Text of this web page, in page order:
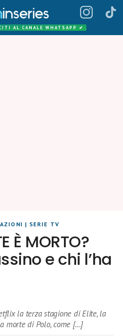
AL CANALE WHATSAPP ✔
| SERIE TV
È MORTO?
e chi l’ha
la terza stagione di Elite, la
morte di Polo, come […]